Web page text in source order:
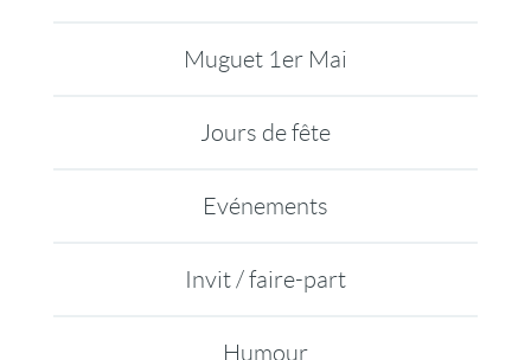
Muguet 1er Mai
Jours de fête
Evénements
Invit / faire-part
Humour